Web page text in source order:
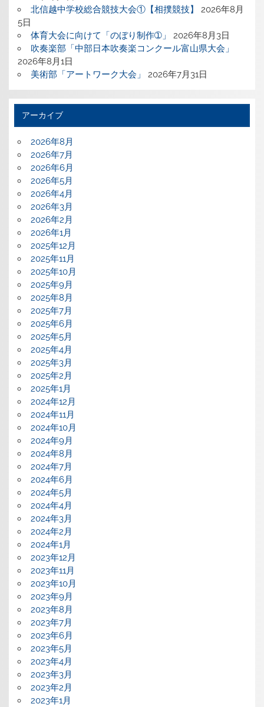
北信越中学校総合競技大会①【相撲競技】
2026年8月
5日
体育大会に向けて「のぼり制作➀」
2026年8月3日
吹奏楽部「中部日本吹奏楽コンクール富山県大会」
2026年8月1日
美術部「アートワーク大会」
2026年7月31日
アーカイブ
2026年8月
2026年7月
2026年6月
2026年5月
2026年4月
2026年3月
2026年2月
2026年1月
2025年12月
2025年11月
2025年10月
2025年9月
2025年8月
2025年7月
2025年6月
2025年5月
2025年4月
2025年3月
2025年2月
2025年1月
2024年12月
2024年11月
2024年10月
2024年9月
2024年8月
2024年7月
2024年6月
2024年5月
2024年4月
2024年3月
2024年2月
2024年1月
2023年12月
2023年11月
2023年10月
2023年9月
2023年8月
2023年7月
2023年6月
2023年5月
2023年4月
2023年3月
2023年2月
2023年1月